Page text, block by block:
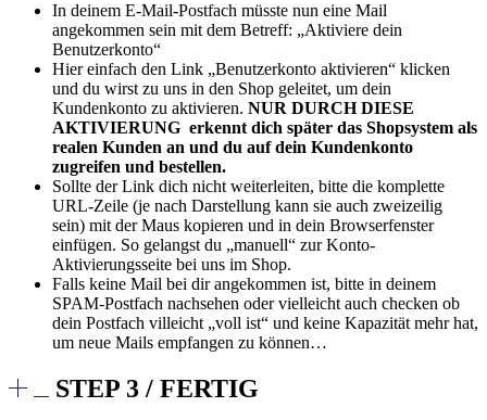
In deinem E-Mail-Postfach müsste nun eine Mail
angekommen sein mit dem Betreff: „Aktiviere dein
Benutzerkonto“
Hier einfach den Link „Benutzerkonto aktivieren“ klicken
und du wirst zu uns in den Shop geleitet, um dein
Kundenkonto zu aktivieren. NUR DURCH DIESE
AKTIVIERUNG erkennt dich später das Shopsystem als
realen Kunden an und du auf dein Kundenkonto
zugreifen und bestellen.
Sollte der Link dich nicht weiterleiten, bitte die komplette
URL-Zeile (je nach Darstellung kann sie auch zweizeilig
sein) mit der Maus kopieren und in dein Browserfenster
einfügen. So gelangst du „manuell“ zur Konto-
Aktivierungsseite bei uns im Shop.
Falls keine Mail bei dir angekommen ist, bitte in deinem
SPAM-Postfach nachsehen oder vielleicht auch checken ob
dein Postfach villeicht „voll ist“ und keine Kapazität mehr hat,
um neue Mails empfangen zu können…
STEP 3 / FERTIG